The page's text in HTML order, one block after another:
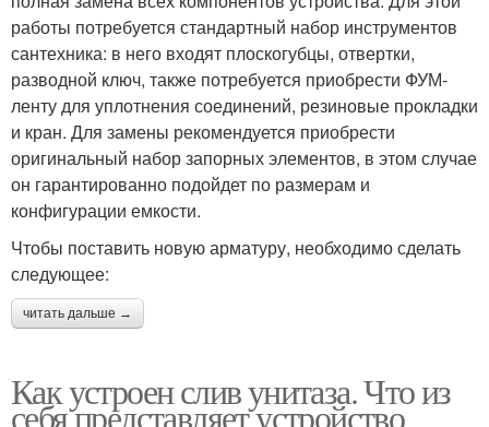
работы потребуется стандартный набор инструментов
сантехника: в него входят плоскогубцы, отвертки,
разводной ключ, также потребуется приобрести ФУМ-
ленту для уплотнения соединений, резиновые прокладки
и кран. Для замены рекомендуется приобрести
оригинальный набор запорных элементов, в этом случае
он гарантированно подойдет по размерам и
конфигурации емкости.
Чтобы поставить новую арматуру, необходимо сделать
следующее:
читать дальше →
Как устроен слив унитаза. Что из
себя представляет устройство